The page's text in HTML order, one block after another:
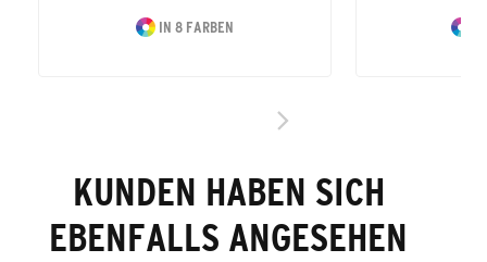
IN 8 FARBEN
KUNDEN HABEN SICH
EBENFALLS ANGESEHEN